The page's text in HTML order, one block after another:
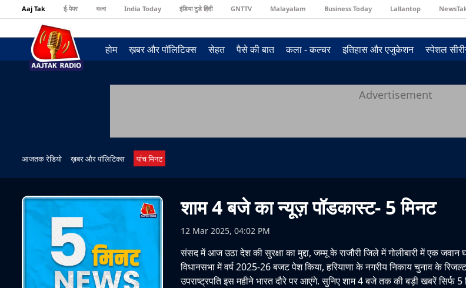
Aaj Tak ई-पेपर বাংলা India Today इंडिया टुडे हिंदी GNTTV Malayalam Business Today Lallantop
होम ख़बर और पॉलिटिक्स सेहत पैसे की बात कला - कल्चर इतिहास और एजुकेशन स्पेशल
Advertisement
आजतक रेडियो ख़बर और पॉलिटिक्स पांच मिनट
शाम 4 बजे का न्यूज़ पॉडकास्ट- 5 मिनट
12 Mar 2025, 04:02 PM
संसद में आज उठा देश की सुरक्षा का मुद्दा, जम्मू के राजौरी जिले में गोलीबारी में एक जवान
विधानसभा में वर्ष 2025-26 बजट पेश किया, हरियाणा के नगरीय निकाय चुनाव के
उपराष्ट्रपति इस महीने भारत दौरे पर आएंगे. सुनिए शाम 4 बजे तक की बड़ी खबरें सिर्फ 5